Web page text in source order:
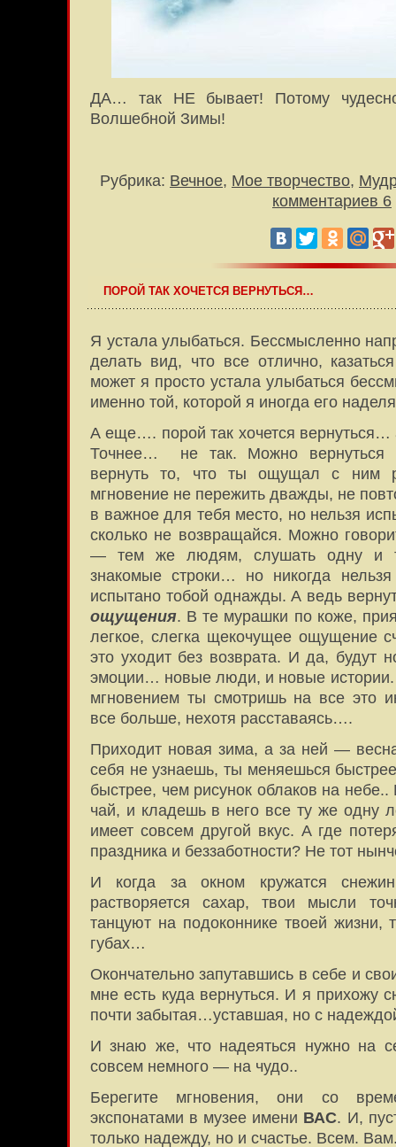
ДА… так НЕ бывает! Потому
Волшебной Зимы!
Рубрика: Вечное, Мое творчество,
комментариев 6
ПОРОЙ ТАК ХОЧЕТСЯ ВЕРНУТЬСЯ…
Я устала улыбаться. Бессмысленно
делать вид, что все отлично,
может я просто устала улыбаться
именно той, которой я иногда его
А еще…. порой так хочется вернуться…
Точнее… не так. Можно вернуться
вернуть то, что ты ощущал с
мгновение не пережить дважды, не
в важное для тебя место, но нельзя
сколько не возвращайся. Можно
— тем же людям, слушать одну и
знакомые строки… но никогда
испытано тобой однажды. А ведь
ощущения. В те мурашки по коже,
легкое, слегка щекочущее ощущение
это уходит без возврата. И да, будут
эмоции… новые люди, и новые
мгновением ты смотришь на все это
все больше, нехотя расставаясь….
Приходит новая зима, а за ней —
себя не узнаешь, ты меняешься
быстрее, чем рисунок облаков на
чай, и кладешь в него все ту же одну
имеет совсем другой вкус. А где
праздника и беззаботности? Не тот
И когда за окном кружатся
растворяется сахар, твои мысли
танцуют на подоконнике твоей жизни,
губах…
Окончательно запутавшись в себе и
мне есть куда вернуться. И я прихожу
почти забытая…уставшая, но с
И знаю же, что надеяться нужно на
совсем немного — на чудо..
Берегите мгновения, они со
экспонатами в музее имени ВАС. И,
только надежду, но и счастье. Всем.